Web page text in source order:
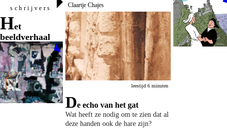
schrijvers
Het
beeldverhaal
Claartje Chajes
leestijd 6 minuten
De echo van het gat
Wat heeft ze nodig om te zien dat al
deze handen ook de hare zijn?